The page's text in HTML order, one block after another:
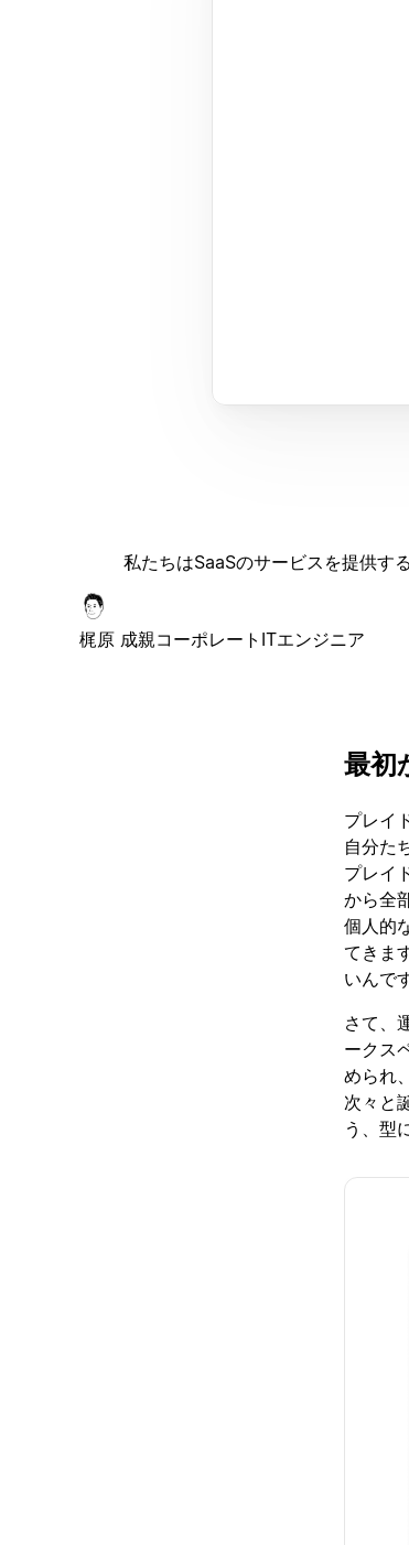
私たちはSaaSのサービスを提供す
梶原 成親コーポレートITエンジニア
最初
プレイ
自分た
プレイ
から全
個人的
てきま
いんで
さて、
ークス
められ
次々と
う、型